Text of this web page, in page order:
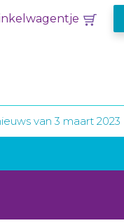
van 3 maart 2023